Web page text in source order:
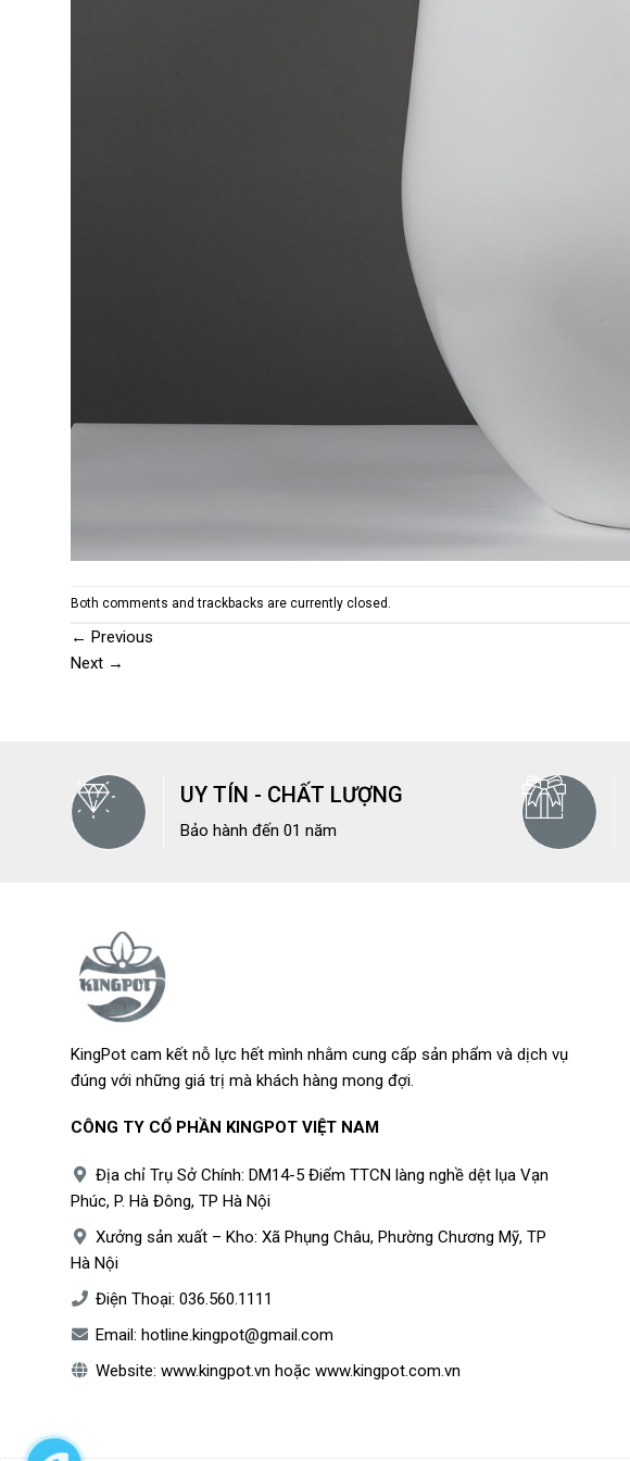
Both comments and trackbacks are currently closed.
← Previous
Next →
UY TÍN - CHẤT LƯỢNG
Bảo hành đến 01 năm
KingPot cam kết nỗ lực hết mình nhằm cung cấp sản phẩm và dịch vụ
đúng với những giá trị mà khách hàng mong đợi.
CÔNG TY CỔ PHẦN KINGPOT VIỆT NAM
Địa chỉ Trụ Sở Chính: DM14-5 Điểm TTCN làng nghề dệt lụa Vạn
Phúc, P. Hà Đông, TP Hà Nội
Xưởng sản xuất – Kho: Xã Phụng Châu, Phường Chương Mỹ, TP
Hà Nội
Điện Thoại: 036.560.1111
Email: hotline.kingpot@gmail.com
Website: www.kingpot.vn hoặc www.kingpot.com.vn